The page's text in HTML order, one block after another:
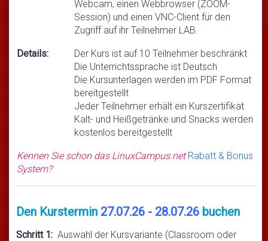
Webcam, einen Webbrowser (ZOOM-
Session) und einen VNC-Client für den
Zugriff auf ihr Teilnehmer LAB.
Details:
Der Kurs ist auf 10 Teilnehmer beschränkt
Die Unterrichtssprache ist Deutsch
Die Kursunterlagen werden im PDF Format
bereitgestellt
Jeder Teilnehmer erhält ein Kurszertifikat
Kalt- und Heißgetränke und Snacks werden
kostenlos bereitgestellt
Kennen Sie schon das LinuxCampus.netRabatt & Bonus
System?
Den Kurstermin 27.07.26 - 28.07.26 buchen
Schritt 1: Auswahl der Kursvariante (Classroom oder